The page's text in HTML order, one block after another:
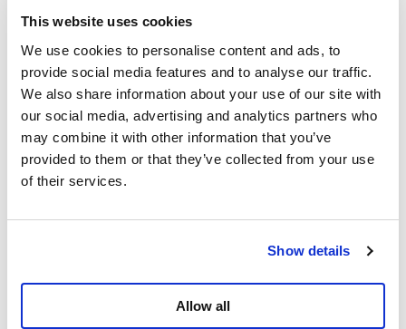
This website uses cookies
We use cookies to personalise content and ads, to
provide social media features and to analyse our traffic.
We also share information about your use of our site with
our social media, advertising and analytics partners who
may combine it with other information that you’ve
provided to them or that they’ve collected from your use
of their services.
Show details
Allow all
logique de faire du profit sur le dos des aînés et des
soignants. Nous invitons le ministre de la Santé Yves
Coppieters (Les Engagés) à changer de cap et à
favoriser le secteur public plutôt que de laisser faire
le marché, qui encore une fois démontre qu’il est
incapable de garantir des conditions convenables
pour les résidents et les travailleurs », poursuit
Rachida Ait Alouha.
« Où ces personnes âgées vont-elles aller ? Nos aînés
tranquillité plutôt que de se faire ballotter d’un